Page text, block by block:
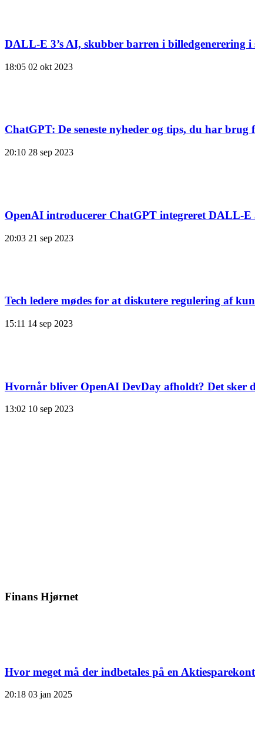
DALL-E 3’s AI, skubber barren i billedgenerering
18:05 02 okt 2023
ChatGPT: De seneste nyheder og tips, du har brug
20:10 28 sep 2023
OpenAI introducerer ChatGPT integreret DALL-E
20:03 21 sep 2023
Tech ledere mødes for at diskutere regulering af
15:11 14 sep 2023
Hvornår bliver OpenAI DevDay afholdt? Det sker
13:02 10 sep 2023
Finans Hjørnet
Hvor meget må der indbetales på en
20:18 03 jan 2025